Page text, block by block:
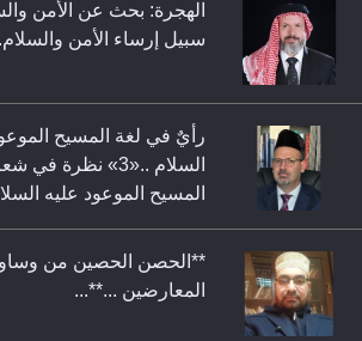
حفل توزيع الشهادات في
الأحمدية بنيجيريا لعام 2025
الهجرة: بحث عن الأمن
سبيل إرساء الأمن
رأيٌ في لغة المسيح
السلام ..«3» نظرة في
المسيح الموعود عليه
**الحصن الحصين من
المعارضين ...**...